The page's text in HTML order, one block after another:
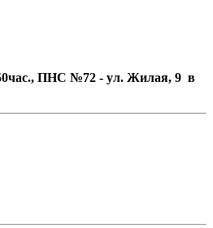
ПНС №72 - ул. Жилая, 9 в